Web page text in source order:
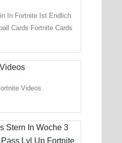
In Fortnite Ist Endlich
Cards Fortnite Cards
Videos